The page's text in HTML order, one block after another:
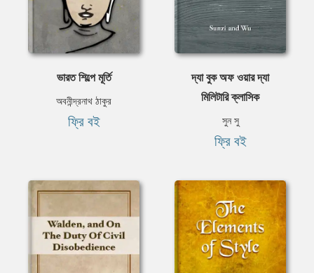
ভারত শিল্পে মূর্তি
অবনীন্দ্রনাথ ঠাকুর
ফ্রি বই
দ্যা বুক অফ ওয়ার দ্যা
মিলিটারি ক্লাসিক
সুন সু
ফ্রি বই